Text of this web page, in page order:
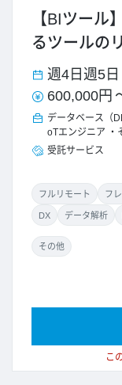
【BIツール
るツールの
週4日 週5日
600,000円
データベース（
oTエンジニア
受託サービス
フルリモート フ
DX データ解析
その他
こ